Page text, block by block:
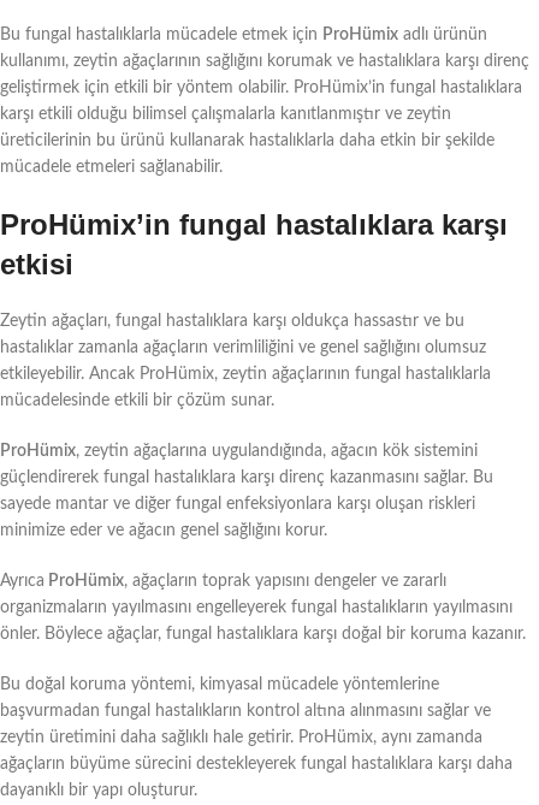
Bu fungal hastalıklarla mücadele etmek için ProHümix adlı ürünün
kullanımı, zeytin ağaçlarının sağlığını korumak ve hastalıklara karşı direnç
geliştirmek için etkili bir yöntem olabilir. ProHümix’in fungal hastalıklara
karşı etkili olduğu bilimsel çalışmalarla kanıtlanmıştır ve zeytin
üreticilerinin bu ürünü kullanarak hastalıklarla daha etkin bir şekilde
mücadele etmeleri sağlanabilir.
ProHümix’in fungal hastalıklara karşı
etkisi
Zeytin ağaçları, fungal hastalıklara karşı oldukça hassastır ve bu
hastalıklar zamanla ağaçların verimliliğini ve genel sağlığını olumsuz
etkileyebilir. Ancak ProHümix, zeytin ağaçlarının fungal hastalıklarla
mücadelesinde etkili bir çözüm sunar.
ProHümix, zeytin ağaçlarına uygulandığında, ağacın kök sistemini
güçlendirerek fungal hastalıklara karşı direnç kazanmasını sağlar. Bu
sayede mantar ve diğer fungal enfeksiyonlara karşı oluşan riskleri
minimize eder ve ağacın genel sağlığını korur.
Ayrıca ProHümix, ağaçların toprak yapısını dengeler ve zararlı
organizmaların yayılmasını engelleyerek fungal hastalıkların yayılmasını
önler. Böylece ağaçlar, fungal hastalıklara karşı doğal bir koruma kazanır.
Bu doğal koruma yöntemi, kimyasal mücadele yöntemlerine
başvurmadan fungal hastalıkların kontrol altına alınmasını sağlar ve
zeytin üretimini daha sağlıklı hale getirir. ProHümix, aynı zamanda
ağaçların büyüme sürecini destekleyerek fungal hastalıklara karşı daha
dayanıklı bir yapı oluşturur.